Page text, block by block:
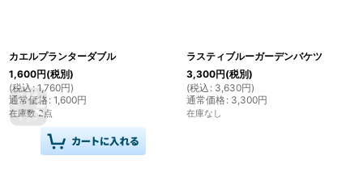
カエルプランターダブル
1,600円(税別)
(税込: 1,760円)
通常価格: 1,600円
在庫数 2点
ラスティブルーガーデンバケツ
3,300円(税別)
(税込 : 3,630円)
通常価格: 3,300円
在庫なし